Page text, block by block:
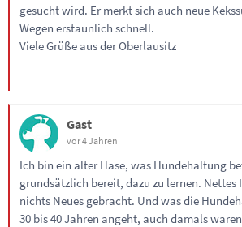
gesucht wird. Er merkt sich auch neue
Wegen erstaunlich schnell.
Viele Grüße aus der Oberlausitz
Gast
vor 4 Jahren
Ich bin ein alter Hase, was Hundehaltung
grundsätzlich bereit, dazu zu lernen.
nichts Neues gebracht. Und was die
30 bis 40 Jahren angeht, auch damals